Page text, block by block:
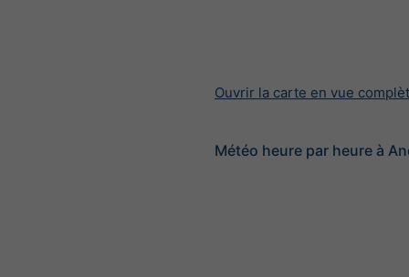
Ouvrir la carte en vue
Météo heure par heure à